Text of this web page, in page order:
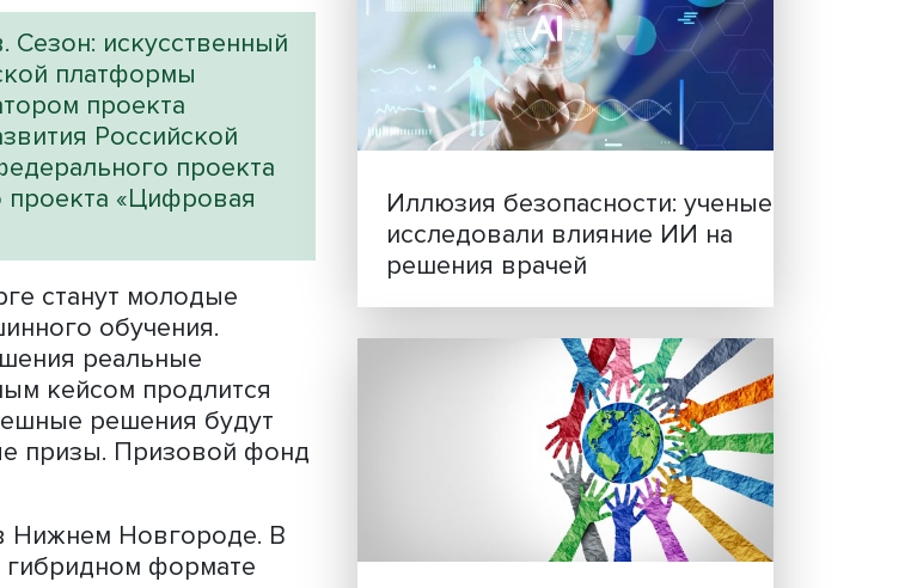
интеллект / ВКонтакте
хакатона проекта
интеллект 25 августа в
хакатон с призовым
Новгороде пройдет
разыграют 5 млн рублей.
Сезон: искусственный
платформы
проекта
развития Российской
федерального проекта
проекта «Цифровая
Новые инвестиции:
семей становится частью
бизнес-стратегий
Иллюзия безопасности:
исследовали влияние
решения врачей